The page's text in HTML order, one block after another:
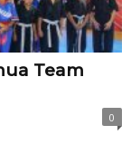
Team
0